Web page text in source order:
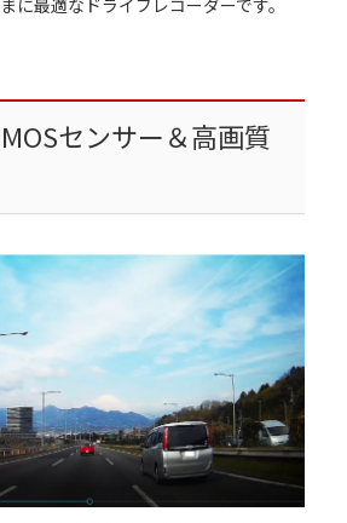
に最適なドライブレコーダーです。
センサー＆高画質